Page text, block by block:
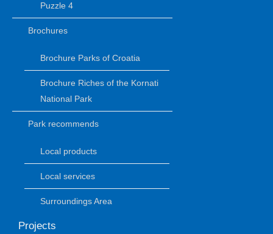
Puzzle 4
Brochures
Brochure Parks of Croatia
Brochure Riches of the Kornati
National Park
Park recommends
Local products
Local services
Surroundings Area
Projects